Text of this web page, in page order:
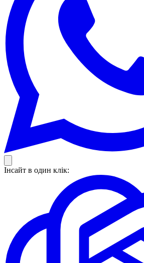
Інсайт в один клік: